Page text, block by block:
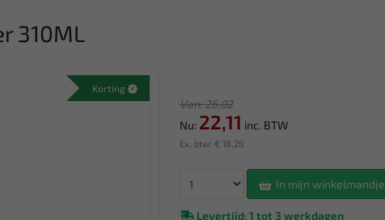
310ML
Korting
Van: 26,02
Nu: 22,11 inc. BTW
Ex. btw: € 18,28
In mijn winkelmandje
Levertijd: 1 tot 3 werkdagen